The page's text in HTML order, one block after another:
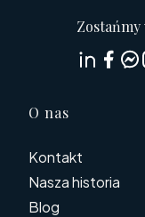
Zostańmy
Linki w
O nas
Kontakt
Nasza historia
Blog